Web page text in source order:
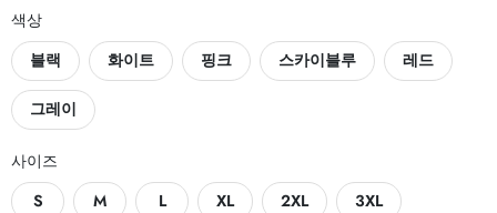
색상
블랙
화이트 핑크 스카이블루 레드
그레이
사이즈
S
M L XL 2XL
3XL